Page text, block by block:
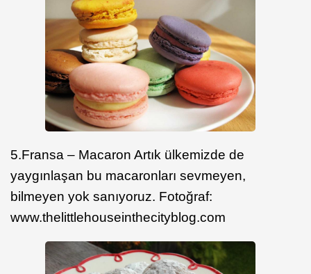
5.Fransa – Macaron Artık ülkemizde de
yaygınlaşan bu macaronları sevmeyen,
bilmeyen yok sanıyoruz. Fotoğraf:
www.thelittlehouseinthecityblog.com